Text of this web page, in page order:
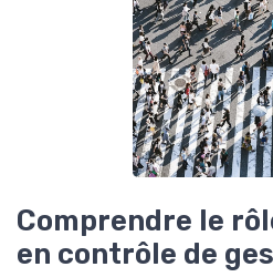
Comprendre le
en contrôle de